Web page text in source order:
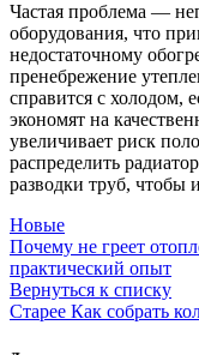
Частая проблема —
оборудования, что
недостаточному
пренебрежение
справится с холодом,
экономят на
увеличивает риск
распределить
разводки труб, чтобы
Новые
Почему не греет
практический опыт
Вернуться к списку
Старее Как собрать